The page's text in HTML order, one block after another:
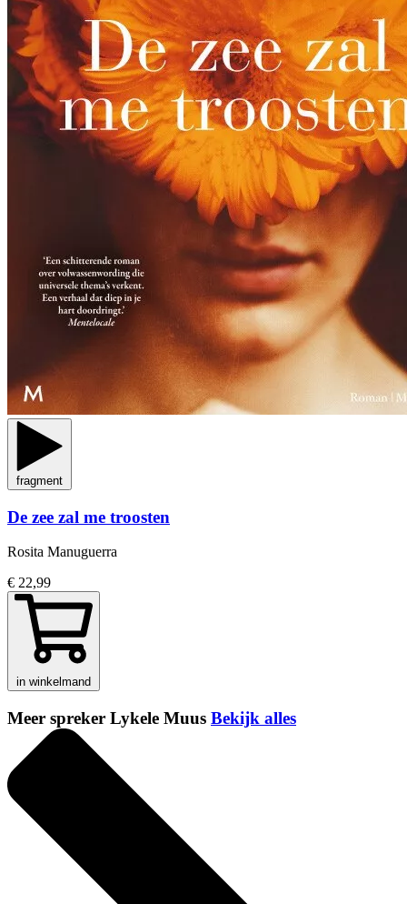
fragment
De zee zal me troosten
Rosita Manuguerra
€ 22,99
in winkelmand
Meer spreker Lykele Muus Bekijk alles